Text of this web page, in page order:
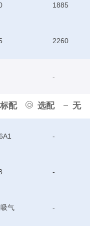
标配 选配 无
1885
2260
-
-
-
气 -